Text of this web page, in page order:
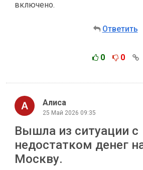
включено.
Ответить
0 0
Алиса
25 Май 2026 09:35
Вышла из ситуации с
недостатком денег
Москву.